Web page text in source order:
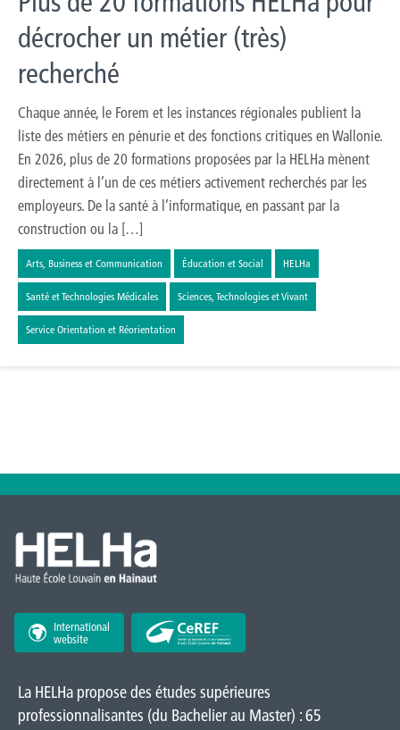
décrocher un métier (très)
recherché
Chaque année, le Forem et les instances régionales publient la
liste des métiers en pénurie et des fonctions critiques en Wallonie.
En 2026, plus de 20 formations proposées par la HELHa mènent
directement à l’un de ces métiers activement recherchés par les
employeurs. De la santé à l’informatique, en passant par la
construction ou la […]
Arts, Business et Communication Éducation et Social HELHa
Santé et Technologies Médicales Sciences, Technologies et Vivant
Service Orientation et Réorientation
International
website
La HELHa propose des études supérieures
professionnalisantes (du Bachelier au Master) : 65